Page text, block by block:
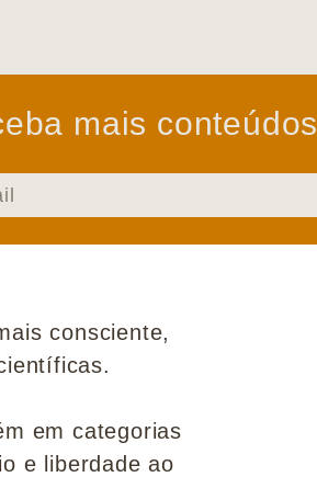
mais conteúdos
consciente,
em categorias
e liberdade ao